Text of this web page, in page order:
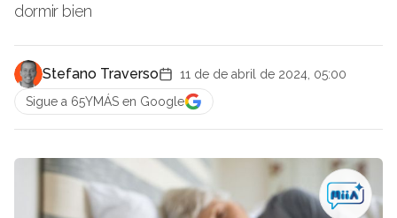
dormir bien
Stefano Traverso
11 de de abril de 2024, 05:00
Sigue a 65YMÁS en Google